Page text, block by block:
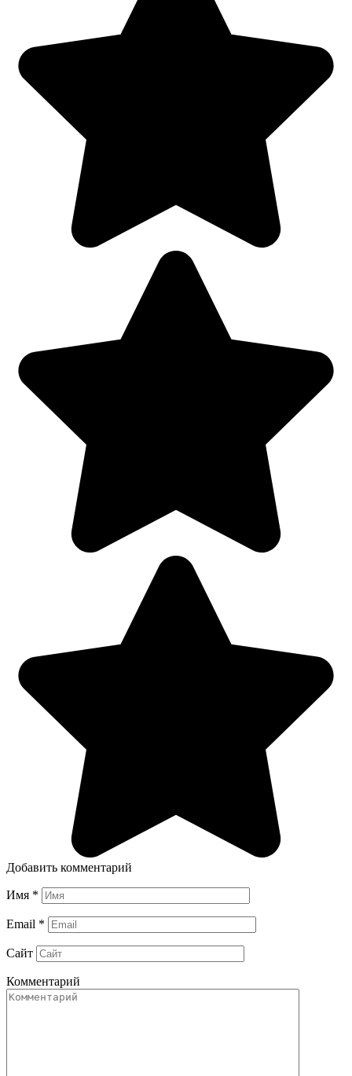
Добавить комментарий
Имя *
Email *
Сайт
Комментарий